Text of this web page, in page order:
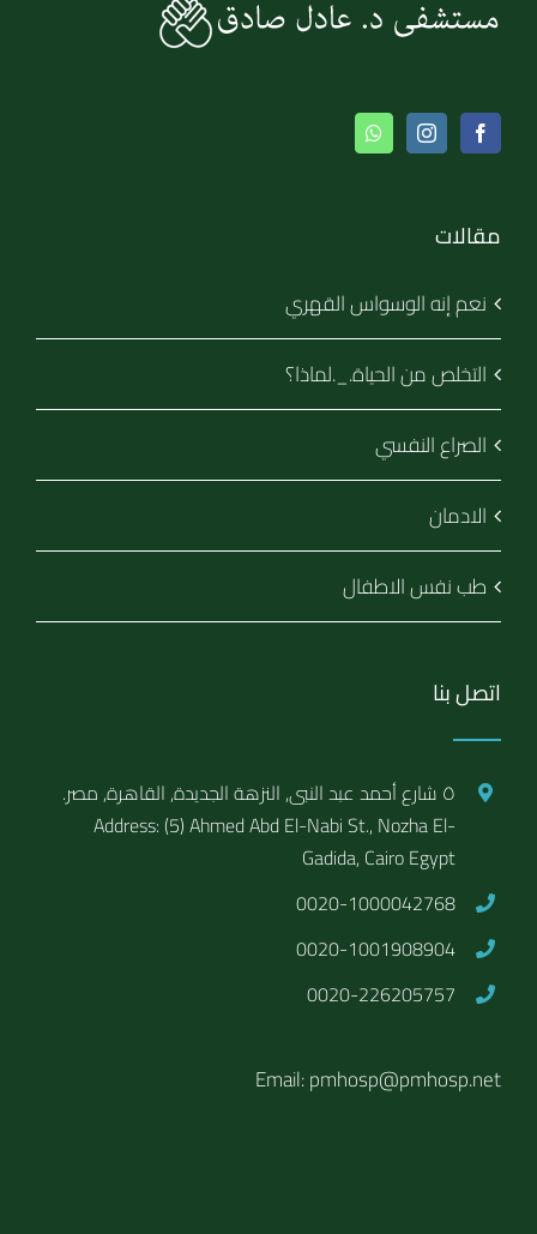
مقالات
نعم إنه الوسواس القهري
التخلص من الحياة._.لماذا؟
الصراع النفسي
الادمان
طب نفس الاطفال
اتصل بنا
٥ شارع أحمد عبد النبى, النزهة الجديدة, القاهرة, مصر.
Address: (5) Ahmed Abd El-Nabi St., Nozha El-
Gadida, Cairo Egypt
0020-1000042768
0020-1001908904
0020-226205757
Email: pmhosp@pmhosp.net